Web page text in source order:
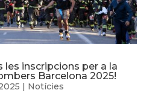
les inscripcions per a la
Barcelona 2025!
| Notícies